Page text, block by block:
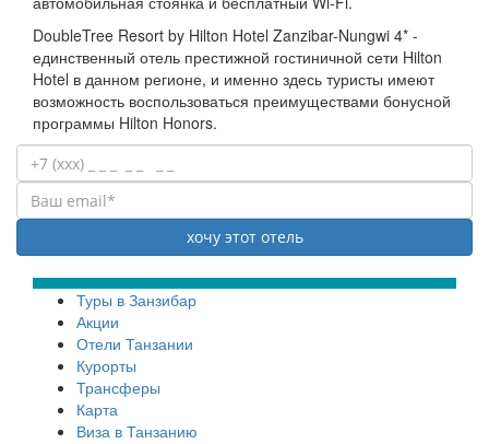
DoubleTree Resort by Hilton Hotel Zanzibar-Nungwi 4* -
единственный отель престижной гостиничной сети Hilton
Hotel в данном регионе, и именно здесь туристы имеют
возможность воспользоваться преимуществами бонусной
программы Hilton Honors.
Туры в Занзибар
Акции
Отели Танзании
Курорты
Трансферы
Карта
Виза в Танзанию